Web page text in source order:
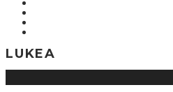
LUKEA